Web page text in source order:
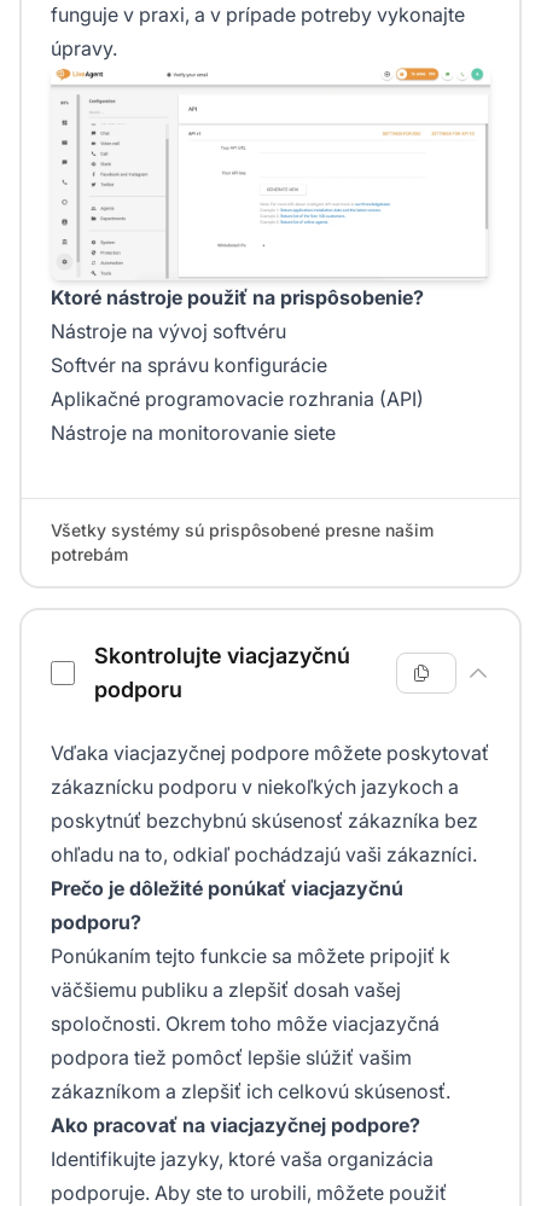
funguje v praxi, a v prípade potreby vykonajte
úpravy.
Ktoré nástroje použiť na prispôsobenie?
Nástroje na vývoj softvéru
Softvér na správu konfigurácie
Aplikačné programovacie rozhrania (API)
Nástroje na monitorovanie siete
Všetky systémy sú prispôsobené presne našim
potrebám
Skontrolujte viacjazyčnú
podporu
Vďaka viacjazyčnej podpore môžete poskytovať
zákaznícku podporu v niekoľkých jazykoch a
poskytnúť bezchybnú skúsenosť zákazníka bez
ohľadu na to, odkiaľ pochádzajú vaši zákazníci.
Prečo je dôležité ponúkať viacjazyčnú
podporu?
Ponúkaním tejto funkcie sa môžete pripojiť k
väčšiemu publiku a zlepšiť dosah vašej
spoločnosti. Okrem toho môže viacjazyčná
podpora tiež pomôcť lepšie slúžiť vašim
zákazníkom a zlepšiť ich celkovú skúsenosť.
Ako pracovať na viacjazyčnej podpore?
Identifikujte jazyky, ktoré vaša organizácia
podporuje. Aby ste to urobili, môžete použiť